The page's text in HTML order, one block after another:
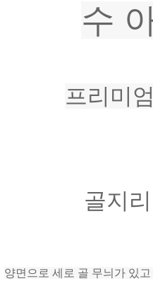
수
프리미
골지
양면으로 세로 골 무늬가 있